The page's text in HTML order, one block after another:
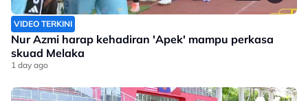
VIDEO TERKINI
Nur Azmi harap kehadiran 'Apek' mampu perkasa
skuad Melaka
1 day ago